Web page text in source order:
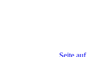
Seite auf